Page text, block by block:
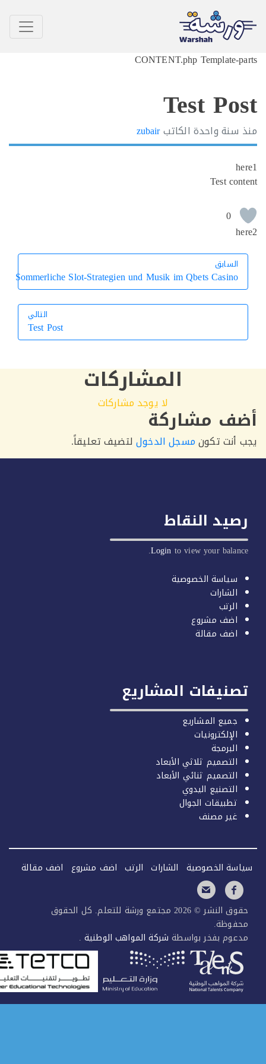
CONTENT.php
Test
سنة واحدةالكاتبzubair
Test
0
السابق
Sommerliche Slot-Strategien und Musik im Qbets Casino
التالي
Test Post
المشاركات
لا يوجد مشاركات
مشاركة
تكونمسجل الدخوللتضيف تعليقاً.
النقاط
Loginto view your
سياسة الخصوصية
الشارات
الرتب
اضف مشروع
اضف مقالة
المشاريع
جميع المشاريع
الإلكترونيات
البرمجة
التصميم ثلاثي الأبعاد
التصميم ثنائي الأبعاد
التصنيع اليدوي
تطبيقات الجوال
غير مصنف
الخصوصية الشارات الرتب اضف مشروع اضف مقالة
حقوق النشر © 2026 مجتمع ورشة للتعلم. كل الحقوق
بفخر بواسطةشركة المواهب الوطنية.